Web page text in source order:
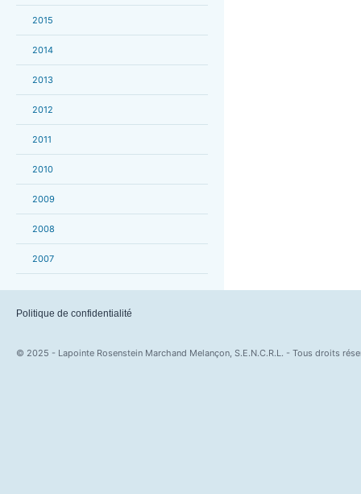
2015
2014
2013
2012
2011
2010
2009
2008
2007
Politique de confidentialité
© 2025 - Lapointe Rosenstein Marchand Melançon, S.E.N.C.R.L. - Tous droits